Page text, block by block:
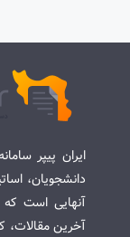
ایران پیپر
دانشجویان،
آنهایی است
آخرین مقالات،